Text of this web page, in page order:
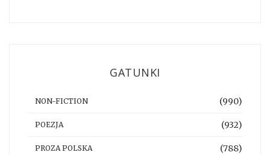
GATUNKI
NON-FICTION (990)
POEZJA (932)
PROZA POLSKA (788)